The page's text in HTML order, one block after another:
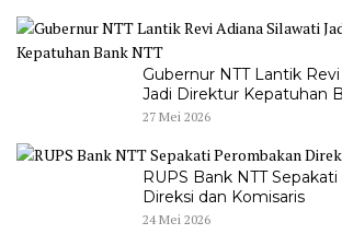
Gubernur NTT Lantik
Jadi Direktur Kepatuhan
27 Mei 2026
RUPS Bank NTT
Direksi dan Komisaris
24 Mei 2026